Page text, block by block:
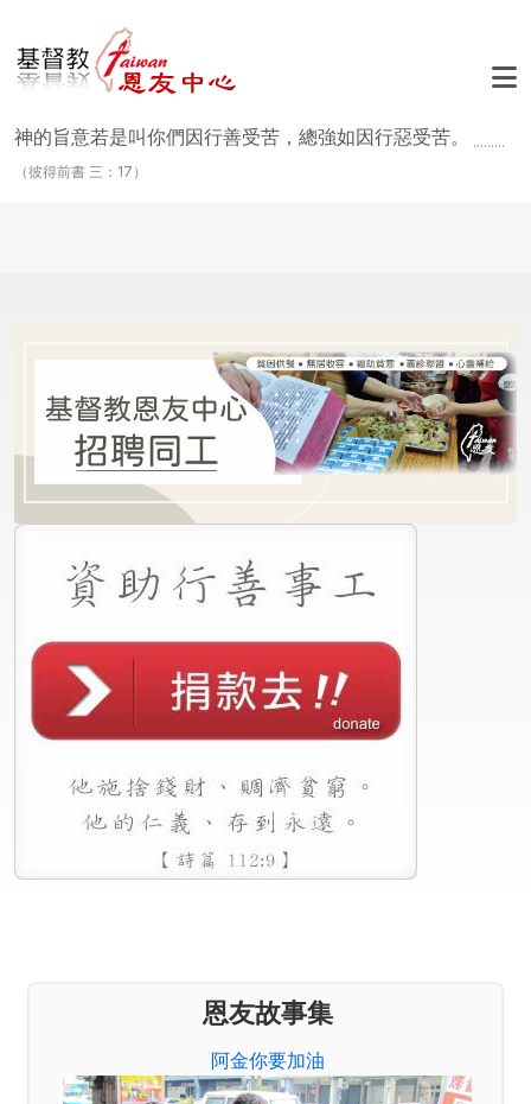
神的旨意若是叫你們因行善受苦，總強如因行惡受苦。
.........
（彼得前書 三：17）
恩友故事集
阿金你要加油